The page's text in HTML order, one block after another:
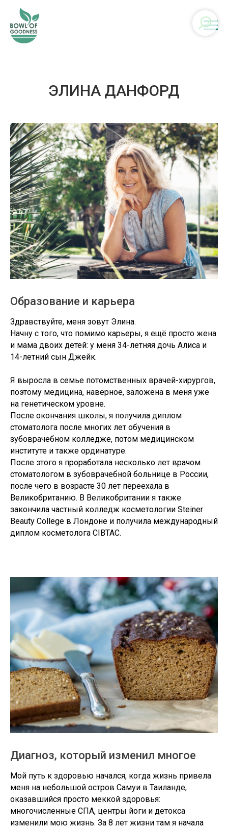
ЭЛИНА ДАНФОРД
Образование и карьера
Здравствуйте, меня зовут Элина.
Начну с того, что помимо карьеры, я ещё просто жена
и мама двоих детей: у меня 34-летняя дочь Алиса и
14-летний сын Джейк.
Я выросла в семье потомственных врачей-хирургов,
поэтому медицина, наверное, заложена в меня уже
на генетическом уровне.
После окончания школы, я получила диплом
стоматолога после многих лет обучения в
зубоврачебном колледже, потом медицинском
институте и также ординатуре.
После этого я проработала несколько лет врачом
стоматологом в зубоврачебной больнице в России,
после чего в возрасте 30 лет переехала в
Великобританию. В Великобритании я также
закончила частный колледж косметологии Steiner
Beauty College в Лондоне и получила международный
диплом косметолога CIBTAC.
Диагноз, который изменил многое
Мой путь к здоровью начался, когда жизнь привела
меня на небольшой остров Самуи в Таиланде,
оказавшийся просто меккой здоровья:
многочисленные СПА, центры йоги и детокса
изменили мою жизнь. За 8 лет жизни там я начала